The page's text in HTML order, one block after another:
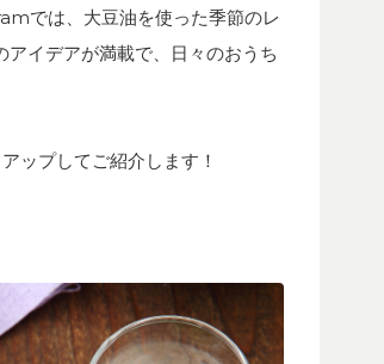
では、大豆油を使った季節のレ
イデアが満載で、日々のおうち
ップしてご紹介します！